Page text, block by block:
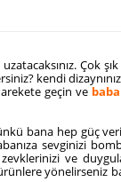
Çok
kendi
geçin ve
bana hep güç
sevginizi
ve
yönelirseniz